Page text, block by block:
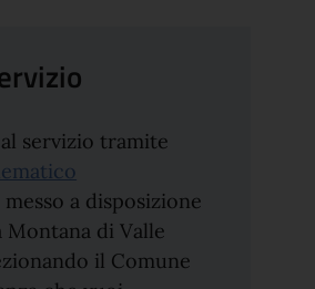
servizio tramite
messo a disposizione
Montana di Valle
il Comune